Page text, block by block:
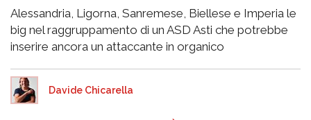
Alessandria, Ligorna, Sanremese, Biellese e Imperia le
big nel raggruppamento di un ASD Asti che potrebbe
inserire ancora un attaccante in organico
Davide Chicarella